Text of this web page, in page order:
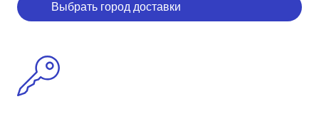
Выбрать город доставки